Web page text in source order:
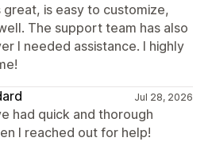
is easy to customize,
The support team has also
I needed assistance. I highly
Jul 28, 2026
had quick and thorough
I reached out for help!